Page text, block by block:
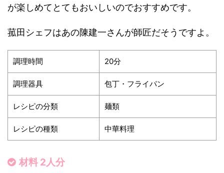
が楽しめてとてもおいしいのでおすすめです。
菰田シェフはあの陳建一さんが師匠だそうですよ。
調理時間 20分
調理器具 包丁・フライパン
レシピの分類 麺類
レシピの種類 中華料理
材料 2人分